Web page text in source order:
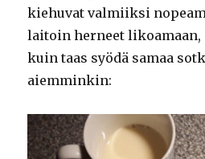
kiehuvat valmiiksi
laitoin herneet
kuin taas syödä samaa
aiemminkin: